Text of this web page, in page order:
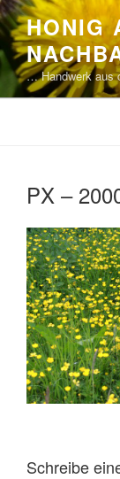
Zum
Inhalt
springen
HONIG
… Handwerk aus
PX –
Schreibe